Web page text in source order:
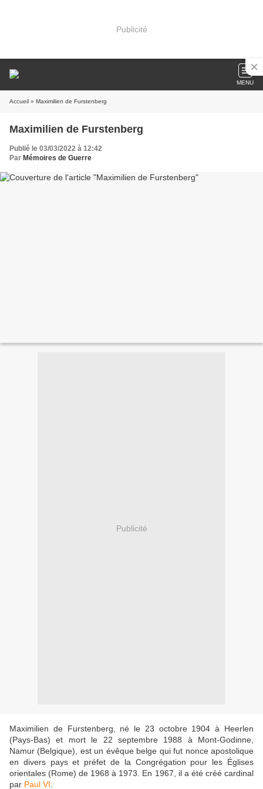
Publicité
MENU
Accueil » Maximilien de Furstenberg
Maximilien de Furstenberg
Publié le 03/03/2022 à 12:42
Par Mémoires de Guerre
Publicité
Maximilien de Furstenberg, né le 23 octobre 1904 à Heerlen
(Pays-Bas) et mort le 22 septembre 1988 à Mont-Godinne,
Namur (Belgique), est un évêque belge qui fut nonce apostolique
en divers pays et préfet de la Congrégation pour les Églises
orientales (Rome) de 1968 à 1973. En 1967, il a été créé cardinal
par Paul VI